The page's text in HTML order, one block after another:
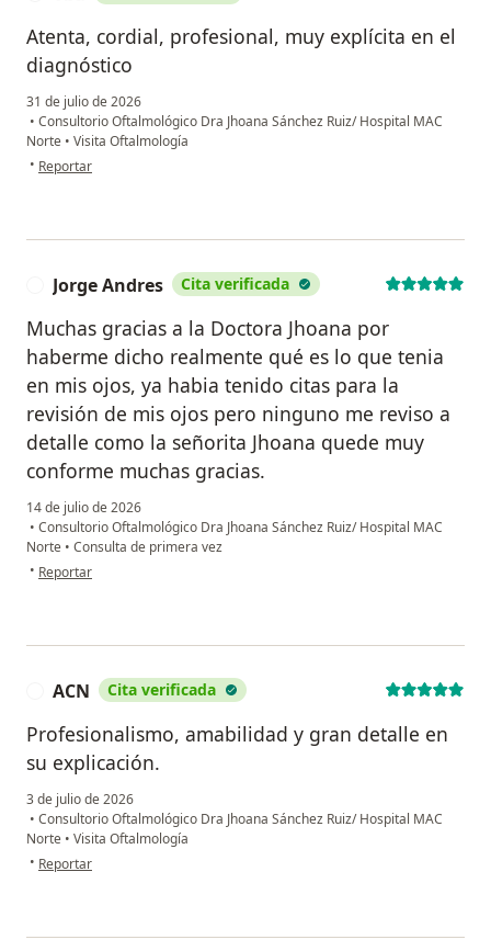
Atenta, cordial, profesional, muy explícita en el
diagnóstico
31 de julio de 2026
• Consultorio Oftalmológico Dra Jhoana Sánchez Ruiz/ Hospital MAC
Norte • Visita Oftalmología
• en opinión del usuario Vba
Reportar
Jorge Andres Cita verificada
Muchas gracias a la Doctora Jhoana por
haberme dicho realmente qué es lo que tenia
en mis ojos, ya habia tenido citas para la
revisión de mis ojos pero ninguno me reviso a
detalle como la señorita Jhoana quede muy
conforme muchas gracias.
14 de julio de 2026
• Consultorio Oftalmológico Dra Jhoana Sánchez Ruiz/ Hospital MAC
Norte • Consulta de primera vez
• en opinión del usuario Jorge Andres
Reportar
ACN Cita verificada
Profesionalismo, amabilidad y gran detalle en
su explicación.
3 de julio de 2026
• Consultorio Oftalmológico Dra Jhoana Sánchez Ruiz/ Hospital MAC
Norte • Visita Oftalmología
• en opinión del usuario ACN
Reportar